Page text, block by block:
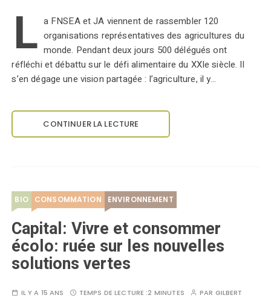
L a FNSEA et JA viennent de rassembler 120
organisations représentatives des agricultures du
monde. Pendant deux jours 500 délégués ont
réfléchi et débattu sur le défi alimentaire du XXIe siècle. Il
s’en dégage une vision partagée : l’agriculture, il y…
CONTINUER LA LECTURE
BIO CONSOMMATION ENVIRONNEMENT
Capital: Vivre et consommer
écolo: ruée sur les nouvelles
solutions vertes
IL Y A 15 ANS TEMPS DE LECTURE :2 MINUTES PAR GILBERT